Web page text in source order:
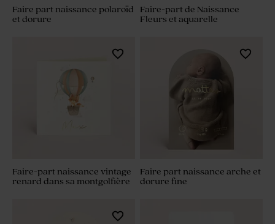
Faire part naissance polaroïd
et dorure
Faire-part de Naissance
Fleurs et aquarelle
Faire-part naissance vintage
renard dans sa montgolfière
Faire part naissance arche et
dorure fine